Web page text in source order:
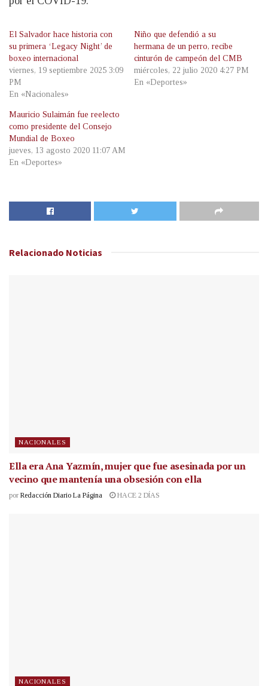
El Salvador hace historia con
su primera ‘Legacy Night’ de
boxeo internacional
viernes, 19 septiembre 2025 3:09
PM
En «Nacionales»
Niño que defendió a su
hermana de un perro, recibe
cinturón de campeón del CMB
miércoles, 22 julio 2020 4:27 PM
En «Deportes»
Mauricio Sulaimán fue reelecto
como presidente del Consejo
Mundial de Boxeo
jueves, 13 agosto 2020 11:07 AM
En «Deportes»
Relacionado Noticias
NACIONALES
Ella era Ana Yazmín, mujer que fue asesinada por un
vecino que mantenía una obsesión con ella
por Redacción Diario La Página HACE 2 DÍAS
NACIONALES